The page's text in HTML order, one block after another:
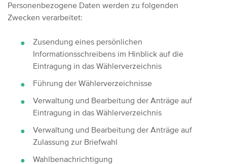
Personenbezogene Daten werden zu folgenden
Zwecken verarbeitet:
Zusendung eines persönlichen
Informationsschreibens im Hinblick auf die
Eintragung in das Wählerverzeichnis
Führung der Wählerverzeichnisse
Verwaltung und Bearbeitung der Anträge auf
Eintragung in das Wählerverzeichnis
Verwaltung und Bearbeitung der Anträge auf
Zulassung zur Briefwahl
Wahlbenachrichtigung